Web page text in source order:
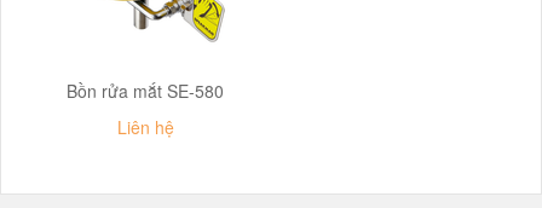
Bồn rửa mắt SE-580
Liên hệ